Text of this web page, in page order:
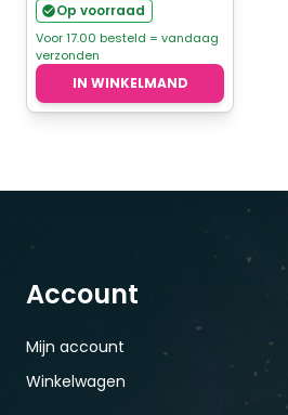
Op voorraad
Voor 17.00 besteld = vandaag
verzonden
IN WINKELMAND
Account
Mijn account
Winkelwagen